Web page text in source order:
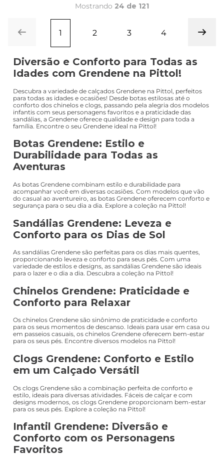
Mostrando 24 de 121
1 2 3 4
Diversão e Conforto para Todas as
Idades com Grendene na Pittol!
Descubra a variedade de calçados Grendene na Pittol, perfeitos
para todas as idades e ocasiões! Desde botas estilosas até o
conforto dos chinelos e clogs, passando pela alegria dos modelos
infantis com seus personagens favoritos e a praticidade das
sandálias, a Grendene oferece qualidade e design para toda a
família. Encontre o seu Grendene ideal na Pittol!
Botas Grendene: Estilo e
Durabilidade para Todas as
Aventuras
As botas Grendene combinam estilo e durabilidade para
acompanhar você em diversas ocasiões. Com modelos que vão
do casual ao aventureiro, as botas Grendene oferecem conforto e
segurança para o seu dia a dia. Explore a coleção na Pittol!
Sandálias Grendene: Leveza e
Conforto para os Dias de Sol
As sandálias Grendene são perfeitas para os dias mais quentes,
proporcionando leveza e conforto para seus pés. Com uma
variedade de estilos e designs, as sandálias Grendene são ideais
para o lazer e o dia a dia. Descubra a coleção na Pittol!
Chinelos Grendene: Praticidade e
Conforto para Relaxar
Os chinelos Grendene são sinônimo de praticidade e conforto
para os seus momentos de descanso. Ideais para usar em casa ou
em passeios casuais, os chinelos Grendene oferecem bem-estar
para os seus pés. Encontre diversos modelos na Pittol!
Clogs Grendene: Conforto e Estilo
em um Calçado Versátil
Os clogs Grendene são a combinação perfeita de conforto e
estilo, ideais para diversas atividades. Fáceis de calçar e com
designs modernos, os clogs Grendene proporcionam bem-estar
para os seus pés. Explore a coleção na Pittol!
Infantil Grendene: Diversão e
Conforto com os Personagens
Favoritos